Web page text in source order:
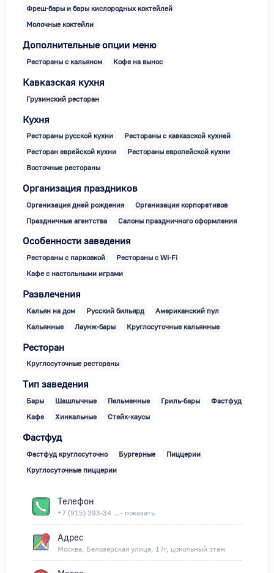
Фреш-бары и бары кислородных коктейлей
Молочные коктейли
Дополнительные опции меню
Рестораны с кальяном Кофе на вынос
Кавказская кухня
Грузинский ресторан
Кухня
Рестораны русской кухни
Рестораны с кавказской кухней
Ресторан еврейской кухни
Рестораны европейской кухни
Восточные рестораны
Организация праздников
Организация дней рождения
Организация корпоративов
Праздничные агентства
Салоны праздничного оформления
Особенности заведения
Рестораны с парковкой
Рестораны с Wi-Fi
Кафе с настольными играми
Развлечения
Кальян на дом Русский бильярд
Американский пул
Кальянные
Лаунж-бары Круглосуточные кальянные
Ресторан
Круглосуточные рестораны
Тип заведения
Бары Шашлычные Пельменные Гриль-бары
Фастфуд
Кафе
Хинкальные Стейк-хаусы
Фастфуд
Фастфуд круглосуточно Бургерные
Пиццерии
Круглосуточные пиццерии
Телефон
+7 (915) 393-34 ...- показать
Адрес
Москва, Белозерская улица, 17г, цокольный этаж